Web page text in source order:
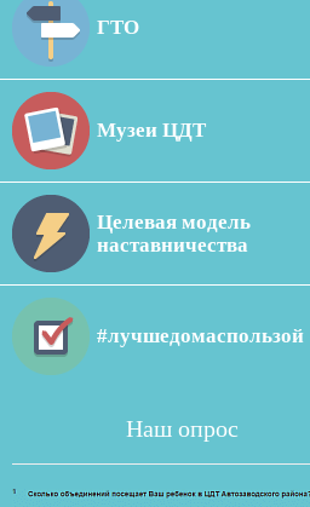
ГТО
Музеи ЦДТ
Целевая модель
наставничества
#лучшедомаспользой
Наш опрос